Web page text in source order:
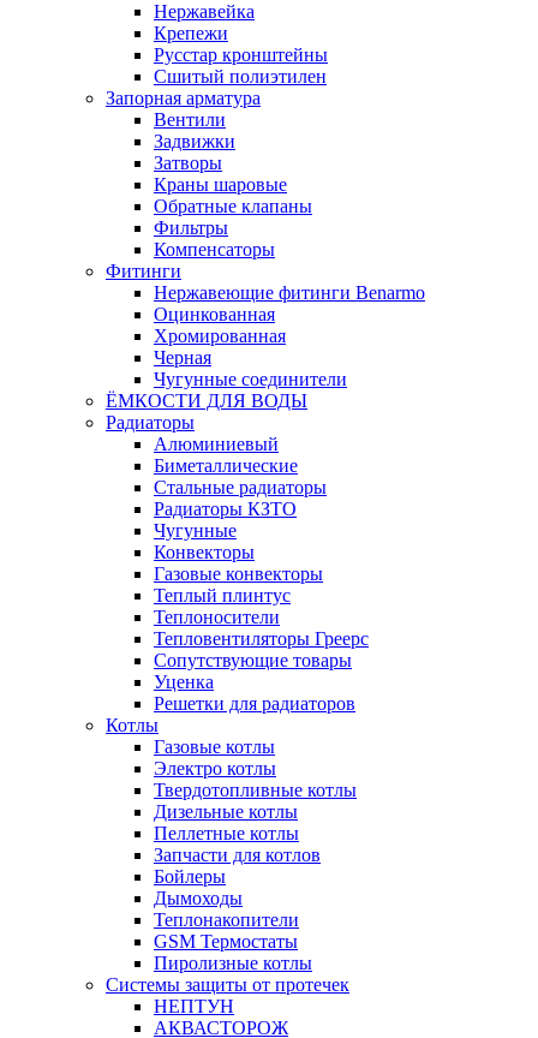
Нержавейка
Крепежи
Русстар кронштейны
Сшитый полиэтилен
Запорная арматура
Вентили
Задвижки
Затворы
Краны шаровые
Обратные клапаны
Фильтры
Компенсаторы
Фитинги
Нержавеющие фитинги Benarmo
Оцинкованная
Хромированная
Черная
Чугунные соединители
ЁМКОСТИ ДЛЯ ВОДЫ
Радиаторы
Алюминиевый
Биметаллические
Стальные радиаторы
Радиаторы КЗТО
Чугунные
Конвекторы
Газовые конвекторы
Теплый плинтус
Теплоносители
Тепловентиляторы Греерс
Сопутствующие товары
Уценка
Решетки для радиаторов
Котлы
Газовые котлы
Электро котлы
Твердотопливные котлы
Дизельные котлы
Пеллетные котлы
Запчасти для котлов
Бойлеры
Дымоходы
Теплонакопители
GSM Термостаты
Пиролизные котлы
Системы защиты от протечек
НЕПТУН
АКВАСТОРОЖ